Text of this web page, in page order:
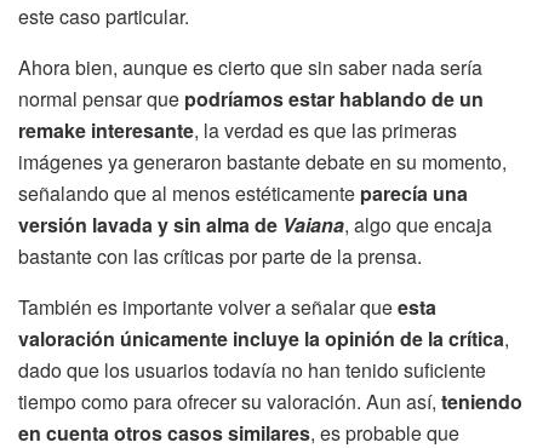
este caso particular.
Ahora bien, aunque es cierto que sin saber nada sería
normal pensar que podríamos estar hablando de un
remake interesante, la verdad es que las primeras
imágenes ya generaron bastante debate en su momento,
señalando que al menos estéticamente parecía una
versión lavada y sin alma de Vaiana, algo que encaja
bastante con las críticas por parte de la prensa.
También es importante volver a señalar queesta
valoración únicamente incluye la opinión de la crítica,
dado que los usuarios todavía no han tenido suficiente
tiempo como para ofrecer su valoración. Aun así, teniendo
en cuenta otros casos similares, es probable que